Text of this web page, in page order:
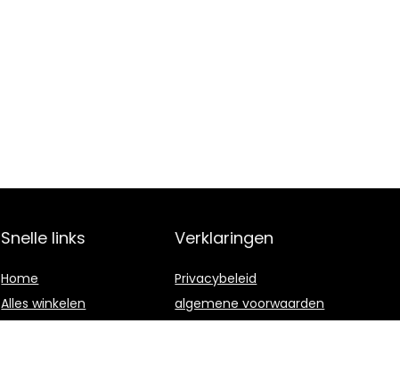
Snelle links
Home
Alles winkelen
Verklaringen
Privacybeleid
algemene voorwaarden